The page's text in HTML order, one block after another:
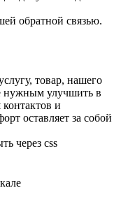
обратной связью.
товар, нашего
нужным улучшить в
и
оставляет за собой
через css